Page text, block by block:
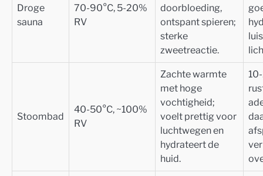
Droge
sauna
70-90°C, 5-20%
RV
doorbloeding,
ontspant spieren;
sterke
zweetreactie.
Stoombad
40-50°C, ~100%
RV
Zachte warmte
met hoge
vochtigheid;
voelt prettig voor
luchtwegen en
hydrateert de
huid.